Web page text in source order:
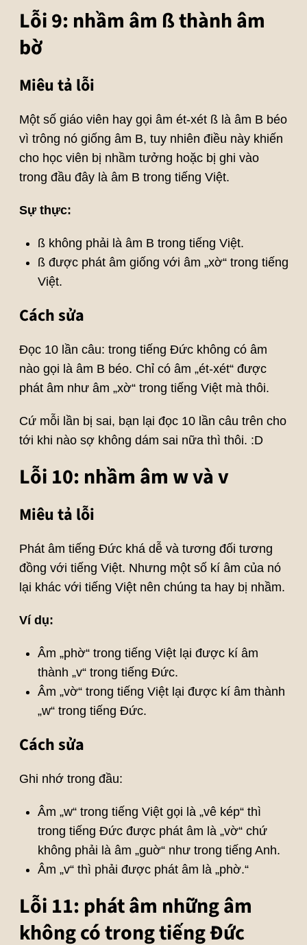
Lỗi 9: nhầm âm ß thành âm
bờ
Miêu tả lỗi
Một số giáo viên hay gọi âm ét-xét ß là âm B béo
vì trông nó giống âm B, tuy nhiên điều này khiến
cho học viên bị nhầm tưởng hoặc bị ghi vào
trong đầu đây là âm B trong tiếng Việt.
Sự thực:
ß không phải là âm B trong tiếng Việt.
ß được phát âm giống với âm „xờ“ trong tiếng
Việt.
Cách sửa
Đọc 10 lần câu: trong tiếng Đức không có âm
nào gọi là âm B béo. Chỉ có âm „ét-xét“ được
phát âm như âm „xờ“ trong tiếng Việt mà thôi.
Cứ mỗi lần bị sai, bạn lại đọc 10 lần câu trên cho
tới khi nào sợ không dám sai nữa thì thôi. :D
Lỗi 10: nhầm âm w và v
Miêu tả lỗi
Phát âm tiếng Đức khá dễ và tương đối tương
đồng với tiếng Việt. Nhưng một số kí âm của nó
lại khác với tiếng Việt nên chúng ta hay bị nhầm.
Ví dụ:
Âm „phờ“ trong tiếng Việt lại được kí âm
thành „v“ trong tiếng Đức.
Âm „vờ“ trong tiếng Việt lại được kí âm thành
„w“ trong tiếng Đức.
Cách sửa
Ghi nhớ trong đầu:
Âm „w“ trong tiếng Việt gọi là „vê kép“ thì
trong tiếng Đức được phát âm là „vờ“ chứ
không phải là âm „guờ“ như trong tiếng Anh.
Âm „v“ thì phải được phát âm là „phờ.“
Lỗi 11: phát âm những âm
không có trong tiếng Đức